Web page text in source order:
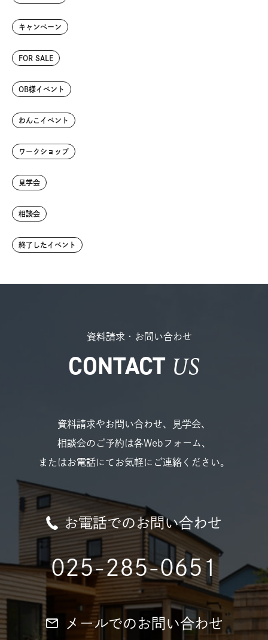
キャンペーン
FOR SALE
OB様イベント
わんこイベント
ワークショップ
見学会
相談会
終了したイベント
資料請求・お問い合わせ
CONTACT US
資料請求やお問い合わせ、見学会、
相談会のご予約は各Webフォーム、
またはお電話にてお気軽にご連絡ください。
お電話でのお問い合わせ
025-285-0651
メールでのお問い合わせ